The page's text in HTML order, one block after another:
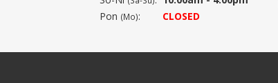
Pon (Mo): CLOSED